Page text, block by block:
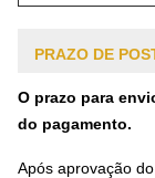
PRAZO DE
O prazo para
do pagamento.
Após aprovação